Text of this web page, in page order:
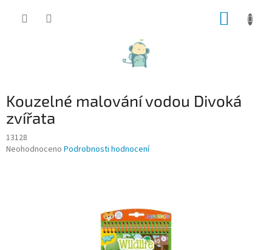
Kouzelné malování vodou Divoká
zvířata
13128
Průměrné
Neohodnoceno Podrobnosti hodnocení